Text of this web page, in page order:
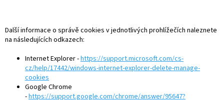
Další informace o správě cookies v jednotlivých prohlížečích naleznete
na následujících odkazech:
Internet Explorer -https://support.microsoft.com/cs-
cz/help/17442/windows-internet-explorer-delete-manage-
cookies
Google Chrome
-https://support.google.com/chrome/answer/95647?